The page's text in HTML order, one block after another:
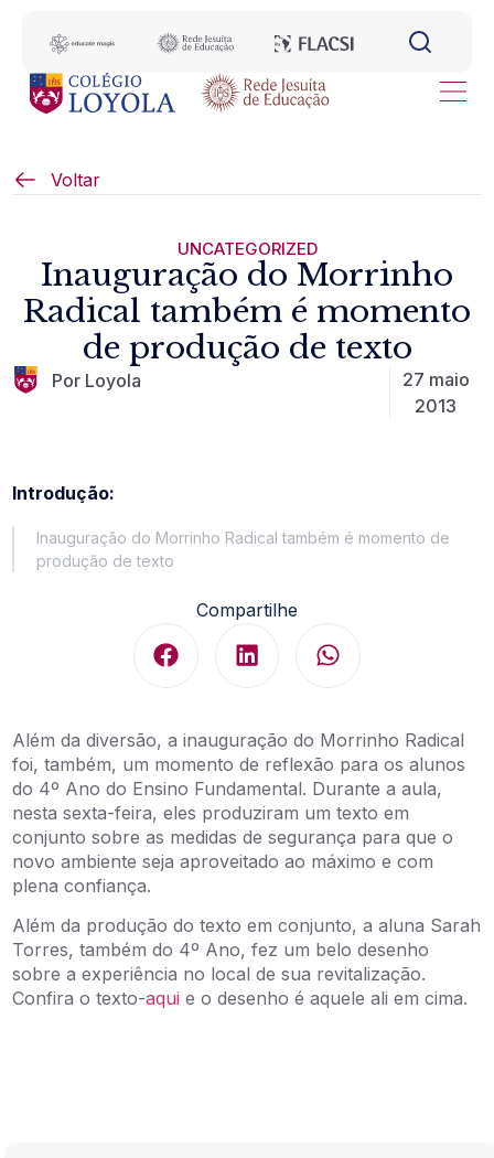
Voltar
UNCATEGORIZED
Inauguração do Morrinho
Radical também é momento
de produção de texto
Por Loyola
27 maio
2013
Introdução:
Inauguração do Morrinho Radical também é momento de
produção de texto
Compartilhe
Além da diversão, a inauguração do Morrinho Radical
foi, também, um momento de reflexão para os alunos
do 4º Ano do Ensino Fundamental. Durante a aula,
nesta sexta-feira, eles produziram um texto em
conjunto sobre as medidas de segurança para que o
novo ambiente seja aproveitado ao máximo e com
plena confiança.
Além da produção do texto em conjunto, a aluna Sarah
Torres, também do 4º Ano, fez um belo desenho
sobre a experiência no local de sua revitalização.
Confira o texto-aqui e o desenho é aquele ali em cima.